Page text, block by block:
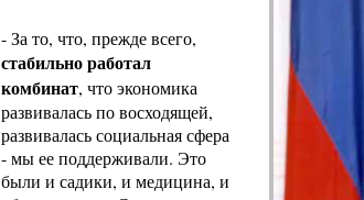
- За то, что, прежде всего,
стабильно работал
комбинат, что экономика
развивалась по восходящей,
развивалась социальная сфера
- мы ее поддерживали. Это
были и садики, и медицина, и